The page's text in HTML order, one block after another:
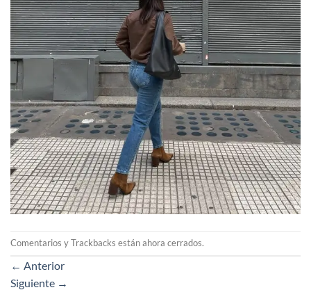
Comentarios y Trackbacks están ahora cerrados.
← Anterior
Siguiente →